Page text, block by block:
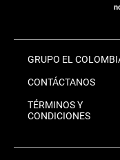
GRUPO EL
CONTÁCTANOS
TÉRMINOS Y
CONDICIONES